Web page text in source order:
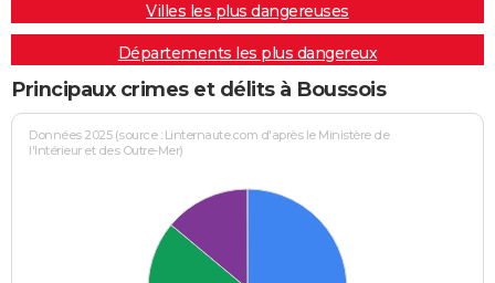
Villes les plus dangereuses
Départements les plus dangereux
Principaux crimes et délits à Boussois
Données 2025 (source : Linternaute.com d'après le Ministère de
l'Intérieur et des Outre-Mer)